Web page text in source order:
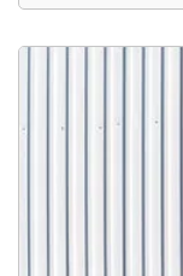
kartlı kilit